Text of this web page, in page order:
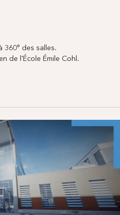
360° des salles.
de l'École Émile Cohl.